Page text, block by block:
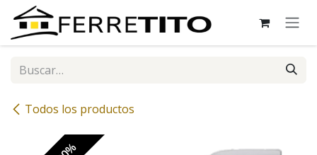
Ir al contenido
Todos los productos